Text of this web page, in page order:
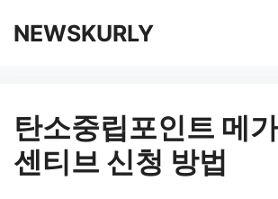
건
NEWSKURLY
탄소중립포인트 메
센티브 신청 방법